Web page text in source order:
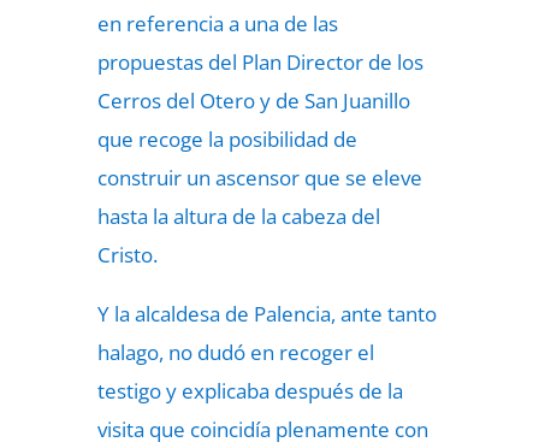
en referencia a una de las
propuestas del Plan Director de los
Cerros del Otero y de San Juanillo
que recoge la posibilidad de
construir un ascensor que se eleve
hasta la altura de la cabeza del
Cristo.
Y la alcaldesa de Palencia, ante tanto
halago, no dudó en recoger el
testigo y explicaba después de la
visita que coincidía plenamente con